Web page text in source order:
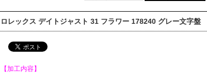
ロレックス デイトジャスト 31 フラワー 178240 グレー文字
【加工内容】